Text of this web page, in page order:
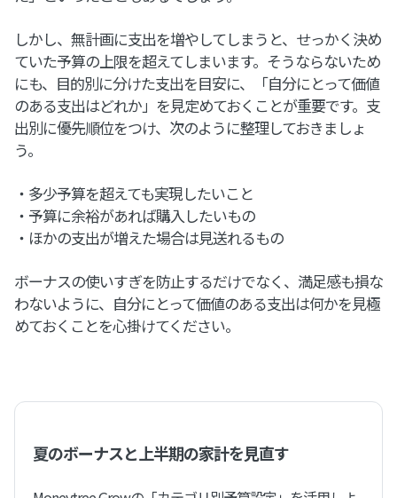
しかし、無計画に支出を増やしてしまうと、せっかく決め
ていた予算の上限を超えてしまいます。そうならないため
にも、目的別に分けた支出を目安に、「自分にとって価値
のある支出はどれか」を見定めておくことが重要です。支
出別に優先順位をつけ、次のように整理しておきましょ
う。
・多少予算を超えても実現したいこと
・予算に余裕があれば購入したいもの
・ほかの支出が増えた場合は見送れるもの
ボーナスの使いすぎを防止するだけでなく、満足感も損な
わないように、自分にとって価値のある支出は何かを見極
めておくことを心掛けてください。
夏のボーナスと上半期の家計を見直す